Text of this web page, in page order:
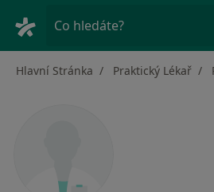
Co hledáte?
Hlavní Stránka Praktický Lékař